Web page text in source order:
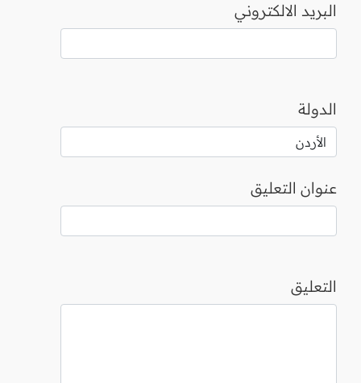
البريد الالكتروني
الدولة
عنوان التعليق
التعليق